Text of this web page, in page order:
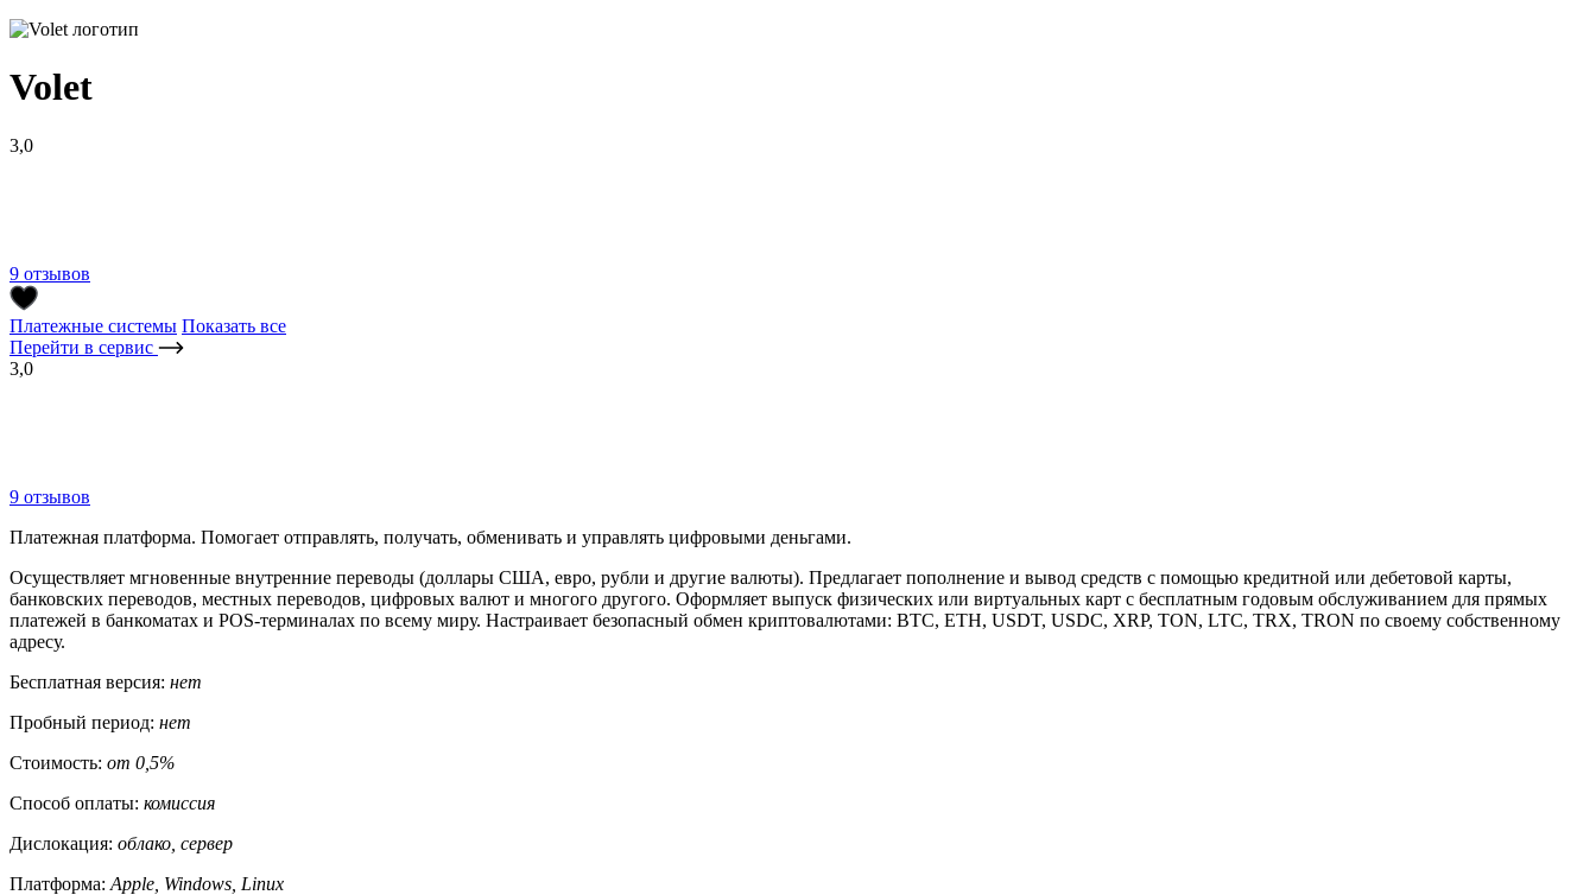
Volet
3,0
9 отзывов
Платежные системы Показать все
Перейти в сервис
3,0
9 отзывов
Платежная платформа. Помогает отправлять, получать, обменивать и управлять цифровыми деньгами.
Осуществляет мгновенные внутренние переводы (доллары США, евро, рубли и другие валюты). Предлагает пополнение и вывод средств с помощью кредитной или дебетовой карты,
банковских переводов, местных переводов, цифровых валют и многого другого. Оформляет выпуск физических или виртуальных карт с бесплатным годовым обслуживанием для прямых
платежей в банкоматах и POS-терминалах по всему миру. Настраивает безопасный обмен криптовалютами: BTC, ETH, USDT, USDC, XRP, TON, LTC, TRX, TRON по своему собственному
адресу.
Бесплатная версия: нет
Пробный период: нет
Стоимость: от 0,5%
Способ оплаты: комиссия
Дислокация: облако, сервер
Платформа: Apple, Windows, Linux